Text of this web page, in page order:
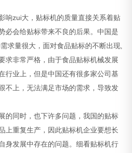
响zui大，贴标机的质量直接关系着贴
必会给贴标带来不良的后果。中国是
求量很大，面对食品贴标的不断出现,
求非常严格，由于食品贴标机械发展
行业上，但是中国还有很多家公司基
不上，无法满足市场的需求，导致发
的同时，也下许多问题，我国的贴标
上重复生产，因此贴标机企业要想长
身发展中存在的问题。细看贴标机行